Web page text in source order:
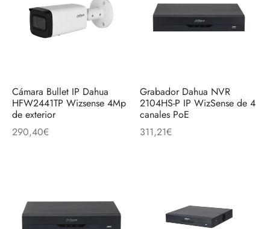
Cámara Bullet IP Dahua
HFW2441TP Wizsense 4Mp
de exterior
290,40€
Grabador Dahua NVR
2104HS-P IP WizSense de 4
canales PoE
311,21€